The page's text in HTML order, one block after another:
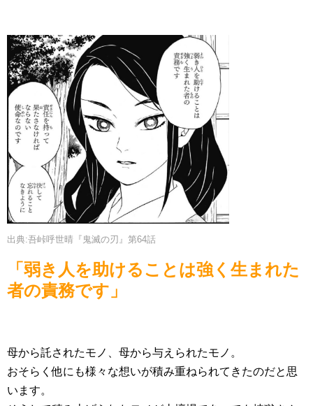
出典:吾峠呼世晴『鬼滅の刃』第64話
「弱き人を助けることは強く生まれた
者の責務です」
母から託されたモノ、母から与えられたモノ。
おそらく他にも様々な想いが積み重ねられてきたのだと思
います。